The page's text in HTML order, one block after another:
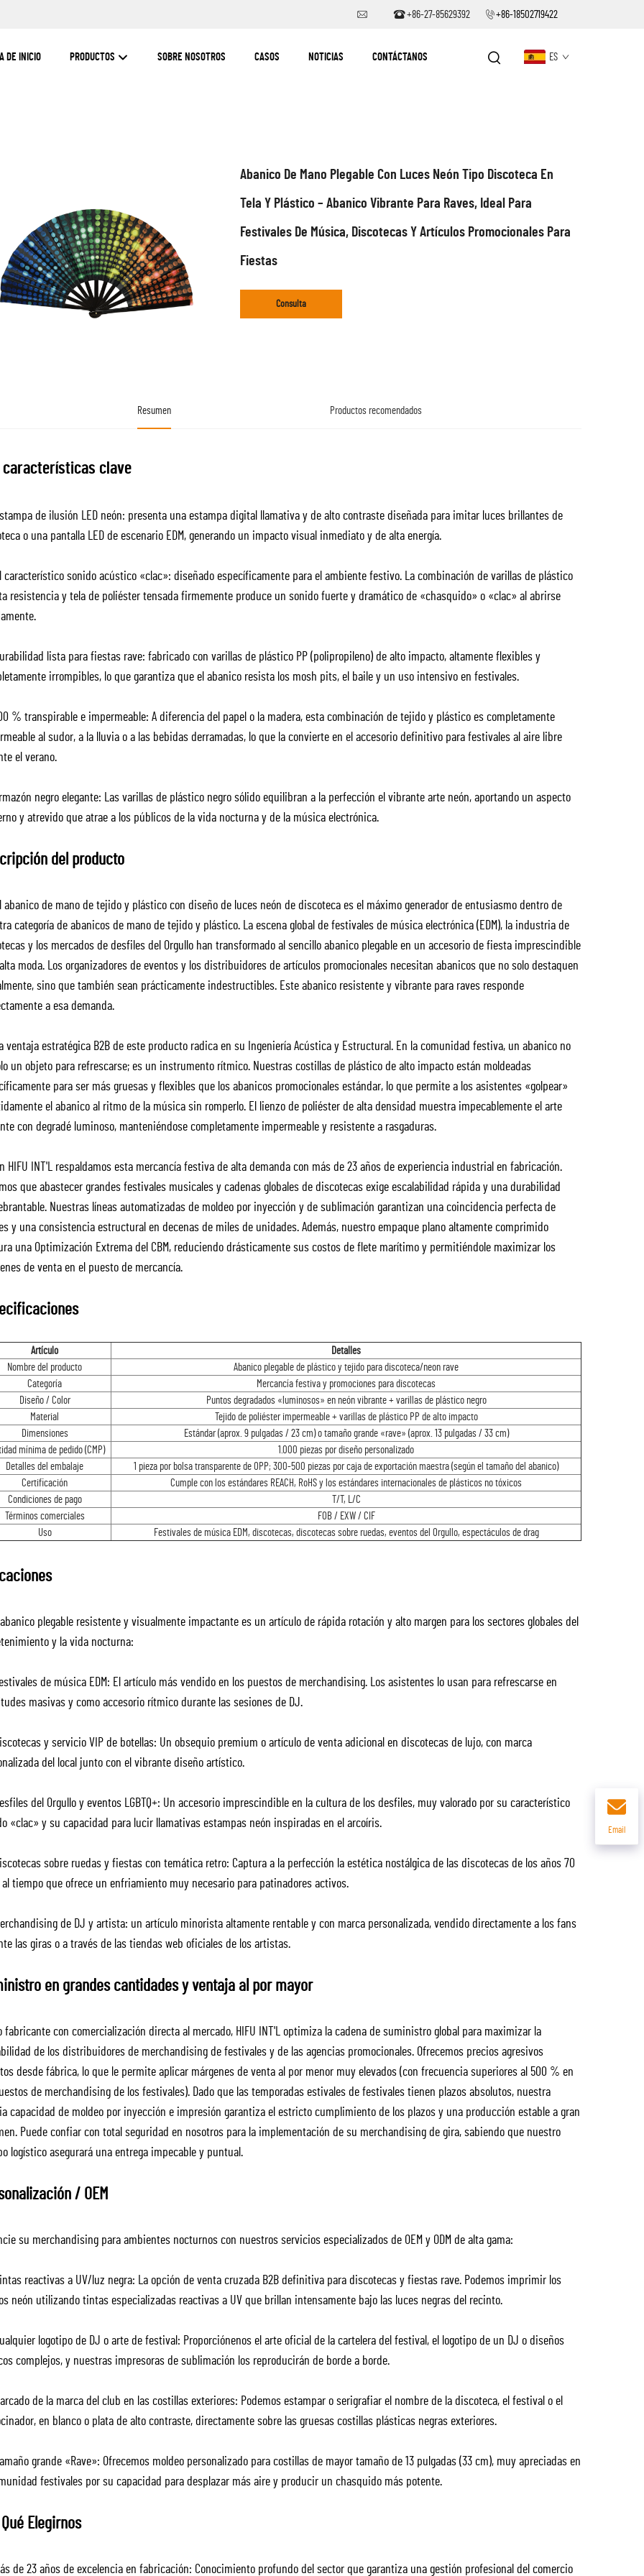
+86-27-85629392 +86-18502719422
DE INICIO PRODUCTOS SOBRE NOSOTROS CASOS NOTICIAS CONTÁCTANOS ES
Abanico De Mano Plegable Con Luces Neón Tipo Discoteca En
Tela Y Plástico – Abanico Vibrante Para Raves, Ideal Para
Festivales De Música, Discotecas Y Artículos Promocionales Para
Fiestas
Consulta
Resumen Productos recomendados
características clave
de ilusión LED neón: presenta una estampa digital llamativa y de alto contraste diseñada para imitar luces brillantes de
o una pantalla LED de escenario EDM, generando un impacto visual inmediato y de alta energía.
característico sonido acústico «clac»: diseñado específicamente para el ambiente festivo. La combinación de varillas de plástico
resistencia y tela de poliéster tensada firmemente produce un sonido fuerte y dramático de «chasquido» o «clac» al abrirse
lista para fiestas rave: fabricado con varillas de plástico PP (polipropileno) de alto impacto, altamente flexibles y
irrompibles, lo que garantiza que el abanico resista los mosh pits, el baile y un uso intensivo en festivales.
% transpirable e impermeable: A diferencia del papel o la madera, esta combinación de tejido y plástico es completamente
al sudor, a la lluvia o a las bebidas derramadas, lo que la convierte en el accesorio definitivo para festivales al aire libre
el verano.
negro elegante: Las varillas de plástico negro sólido equilibran a la perfección el vibrante arte neón, aportando un aspecto
y atrevido que atrae a los públicos de la vida nocturna y de la música electrónica.
del producto
abanico de mano de tejido y plástico con diseño de luces neón de discoteca es el máximo generador de entusiasmo dentro de
categoría de abanicos de mano de tejido y plástico. La escena global de festivales de música electrónica (EDM), la industria de
y los mercados de desfiles del Orgullo han transformado al sencillo abanico plegable en un accesorio de fiesta imprescindible
moda. Los organizadores de eventos y los distribuidores de artículos promocionales necesitan abanicos que no solo destaquen
sino que también sean prácticamente indestructibles. Este abanico resistente y vibrante para raves responde
a esa demanda.
ventaja estratégica B2B de este producto radica en su Ingeniería Acústica y Estructural. En la comunidad festiva, un abanico no
un objeto para refrescarse; es un instrumento rítmico. Nuestras costillas de plástico de alto impacto están moldeadas
para ser más gruesas y flexibles que los abanicos promocionales estándar, lo que permite a los asistentes «golpear»
el abanico al ritmo de la música sin romperlo. El lienzo de poliéster de alta densidad muestra impecablemente el arte
con degradé luminoso, manteniéndose completamente impermeable y resistente a rasgaduras.
HIFU INT'L respaldamos esta mercancía festiva de alta demanda con más de 23 años de experiencia industrial en fabricación.
que abastecer grandes festivales musicales y cadenas globales de discotecas exige escalabilidad rápida y una durabilidad
Nuestras líneas automatizadas de moldeo por inyección y de sublimación garantizan una coincidencia perfecta de
y una consistencia estructural en decenas de miles de unidades. Además, nuestro empaque plano altamente comprimido
una Optimización Extrema del CBM, reduciendo drásticamente sus costos de flete marítimo y permitiéndole maximizar los
de venta en el puesto de mercancía.
Artículo
Detalles
Nombre del producto
Abanico plegable de plástico y tejido para discoteca/neon rave
Categoría
Mercancía festiva y promociones para discotecas
Diseño / Color
Puntos degradados «luminosos» en neón vibrante + varillas de plástico negro
Material
Tejido de poliéster impermeable + varillas de plástico PP de alto impacto
Dimensiones
Estándar (aprox. 9 pulgadas / 23 cm) o tamaño grande «rave» (aprox. 13 pulgadas / 33 cm)
mínima de pedido (CMP)
1.000 piezas por diseño personalizado
Detalles del embalaje
1 pieza por bolsa transparente de OPP; 300-500 piezas por caja de exportación maestra (según el tamaño del abanico)
Certificación
Cumple con los estándares REACH, RoHS y los estándares internacionales de plásticos no tóxicos
Condiciones de pago
T/T, L/C
Términos comerciales
FOB / EXW / CIF
Uso
Festivales de música EDM, discotecas, discotecas sobre ruedas, eventos del Orgullo, espectáculos de drag
plegable resistente y visualmente impactante es un artículo de rápida rotación y alto margen para los sectores globales del
y la vida nocturna:
de música EDM: El artículo más vendido en los puestos de merchandising. Los asistentes lo usan para refrescarse en
masivas y como accesorio rítmico durante las sesiones de DJ.
y servicio VIP de botellas: Un obsequio premium o artículo de venta adicional en discotecas de lujo, con marca
del local junto con el vibrante diseño artístico.
del Orgullo y eventos LGBTQ+: Un accesorio imprescindible en la cultura de los desfiles, muy valorado por su característico
«clac» y su capacidad para lucir llamativas estampas neón inspiradas en el arcoíris.
sobre ruedas y fiestas con temática retro: Captura a la perfección la estética nostálgica de las discotecas de los años 70
tiempo que ofrece un enfriamiento muy necesario para patinadores activos.
de DJ y artista: un artículo minorista altamente rentable y con marca personalizada, vendido directamente a los fans
las giras o a través de las tiendas web oficiales de los artistas.
en grandes cantidades y ventaja al por mayor
fabricante con comercialización directa al mercado, HIFU INT'L optimiza la cadena de suministro global para maximizar la
de los distribuidores de merchandising de festivales y de las agencias promocionales. Ofrecemos precios agresivos
desde fábrica, lo que le permite aplicar márgenes de venta al por menor muy elevados (con frecuencia superiores al 500 % en
de merchandising de los festivales). Dado que las temporadas estivales de festivales tienen plazos absolutos, nuestra
capacidad de moldeo por inyección e impresión garantiza el estricto cumplimiento de los plazos y una producción estable a gran
Puede confiar con total seguridad en nosotros para la implementación de su merchandising de gira, sabiendo que nuestro
logístico asegurará una entrega impecable y puntual.
/ OEM
su merchandising para ambientes nocturnos con nuestros servicios especializados de OEM y ODM de alta gama:
reactivas a UV/luz negra: La opción de venta cruzada B2B definitiva para discotecas y fiestas rave. Podemos imprimir los
neón utilizando tintas especializadas reactivas a UV que brillan intensamente bajo las luces negras del recinto.
logotipo de DJ o arte de festival: Proporciónenos el arte oficial de la cartelera del festival, el logotipo de un DJ o diseños
complejos, y nuestras impresoras de sublimación los reproducirán de borde a borde.
de la marca del club en las costillas exteriores: Podemos estampar o serigrafiar el nombre de la discoteca, el festival o el
en blanco o plata de alto contraste, directamente sobre las gruesas costillas plásticas negras exteriores.
grande «Rave»: Ofrecemos moldeo personalizado para costillas de mayor tamaño de 13 pulgadas (33 cm), muy apreciadas en
festivales por su capacidad para desplazar más aire y producir un chasquido más potente.
Elegirnos
de 23 años de excelencia en fabricación: Conocimiento profundo del sector que garantiza una gestión profesional del comercio
Email